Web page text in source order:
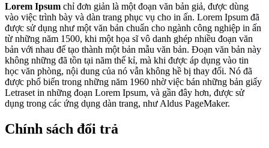
Lorem Ipsum chỉ đơn giản là một đoạn văn bản giả, được dùng
vào việc trình bày và dàn trang phục vụ cho in ấn. Lorem Ipsum đã
được sử dụng như một văn bản chuẩn cho ngành công nghiệp in ấn
từ những năm 1500, khi một họa sĩ vô danh ghép nhiều đoạn văn
bản với nhau để tạo thành một bản mẫu văn bản. Đoạn văn bản này
không những đã tồn tại năm thế kỉ, mà khi được áp dụng vào tin
học văn phòng, nội dung của nó vẫn không hề bị thay đổi. Nó đã
được phổ biến trong những năm 1960 nhờ việc bán những bản giấy
Letraset in những đoạn Lorem Ipsum, và gần đây hơn, được sử
dụng trong các ứng dụng dàn trang, như Aldus PageMaker.
Chính sách đổi trả